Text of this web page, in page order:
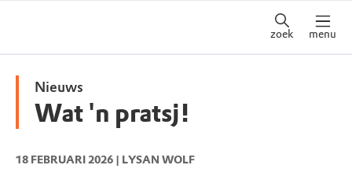
zoek menu
Nieuws
Wat 'n pratsj!
18 FEBRUARI 2026 | LYSAN WOLF